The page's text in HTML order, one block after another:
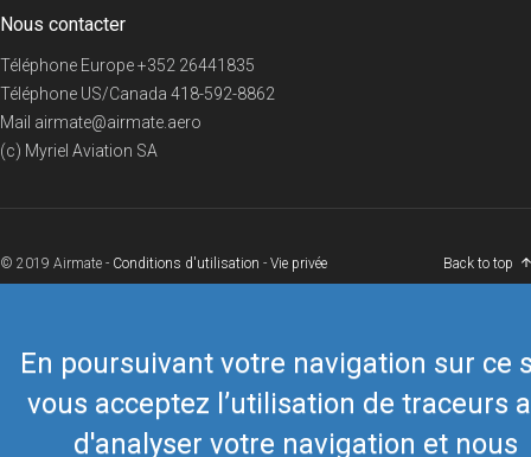
En poursuivant votre navigation sur ce
vous acceptez l’utilisation de traceurs
d'analyser votre navigation et nous
Nous contacter
Téléphone Europe+352 26441835
Téléphone US/Canada 418-592-8862
Mail airmate@airmate.aero
(c) Myriel Aviation SA
© 2019 Airmate - Conditions d'utilisation - Vie privée Back to top